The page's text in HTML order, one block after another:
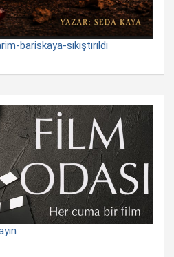
bariskaya-sıkıştırıldı